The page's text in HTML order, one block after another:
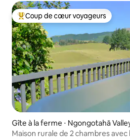
Coups de cœur voyageurs les plus
Coup de cœur voyageurs
Gîte à la ferme ⋅ Ngongotahā
Maison rurale de 2 chambres